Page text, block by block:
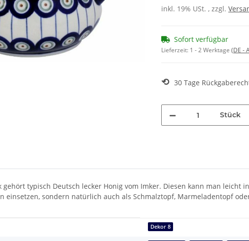
inkl. 19% USt. , zzgl.
Sofort verfügbar
Lieferzeit: 1 - 2 Werktage (DE -
⟲ 30 Tage
Stück
gehört typisch Deutsch lecker Honig vom Imker. Diesen kann man leicht
einsetzen, sondern natürlich auch als Schmalztopf, Marmeladentopf
Dekor 8